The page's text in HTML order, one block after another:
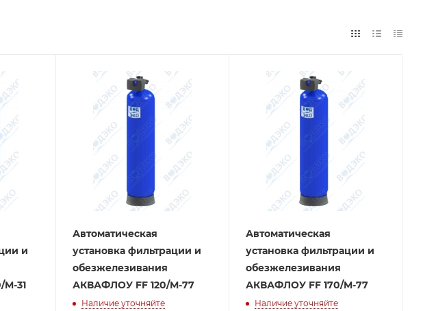
и
31
Автоматическая
установка фильтрации и
обезжелезивания
АКВАФЛОУ FF 120/М-77
Наличие уточняйте
Автоматическая
установка фильтрации и
обезжелезивания
АКВАФЛОУ FF 170/M-77
Наличие уточняйте